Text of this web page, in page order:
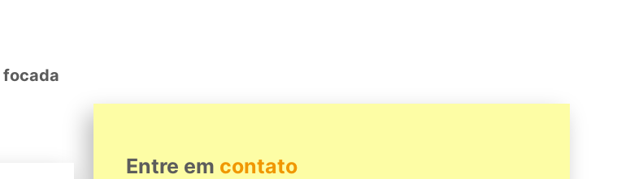
focada
Entre em contato